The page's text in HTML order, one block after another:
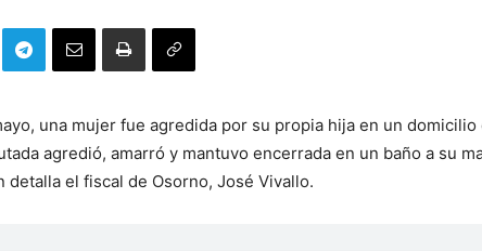
una mujer fue agredida por su propia hija en un
agredió, amarró y mantuvo encerrada en un baño a su
detalla el fiscal de Osorno, José Vivallo.